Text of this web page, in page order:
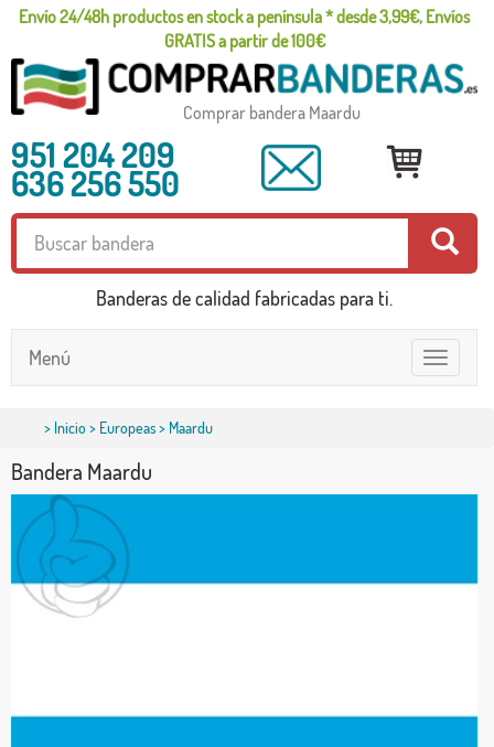
Envío 24/48h productos en stock a península * desde 3,99€, Envíos
GRATIS a partir de 100€
Comprar bandera Maardu
951 204 209
636 256 550
Banderas de calidad fabricadas para ti.
Toggle
navigation
Menú
> Inicio> Europeas> Maardu
Bandera Maardu